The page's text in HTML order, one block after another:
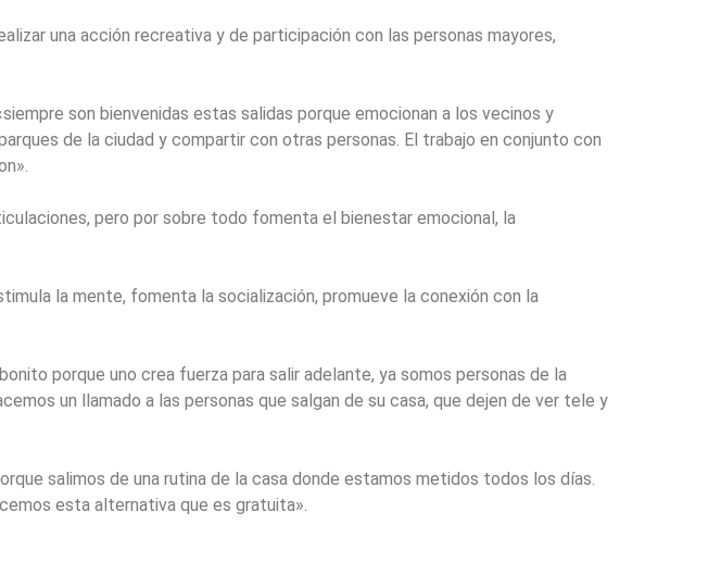
una acción recreativa y de participación con las personas mayores,
son bienvenidas estas salidas porque emocionan a los vecinos y
de la ciudad y compartir con otras personas. El trabajo en conjunto con
pero por sobre todo fomenta el bienestar emocional, la
la mente, fomenta la socialización, promueve la conexión con la
porque uno crea fuerza para salir adelante, ya somos personas de la
un llamado a las personas que salgan de su casa, que dejen de ver tele y
salimos de una rutina de la casa donde estamos metidos todos los días.
esta alternativa que es gratuita».